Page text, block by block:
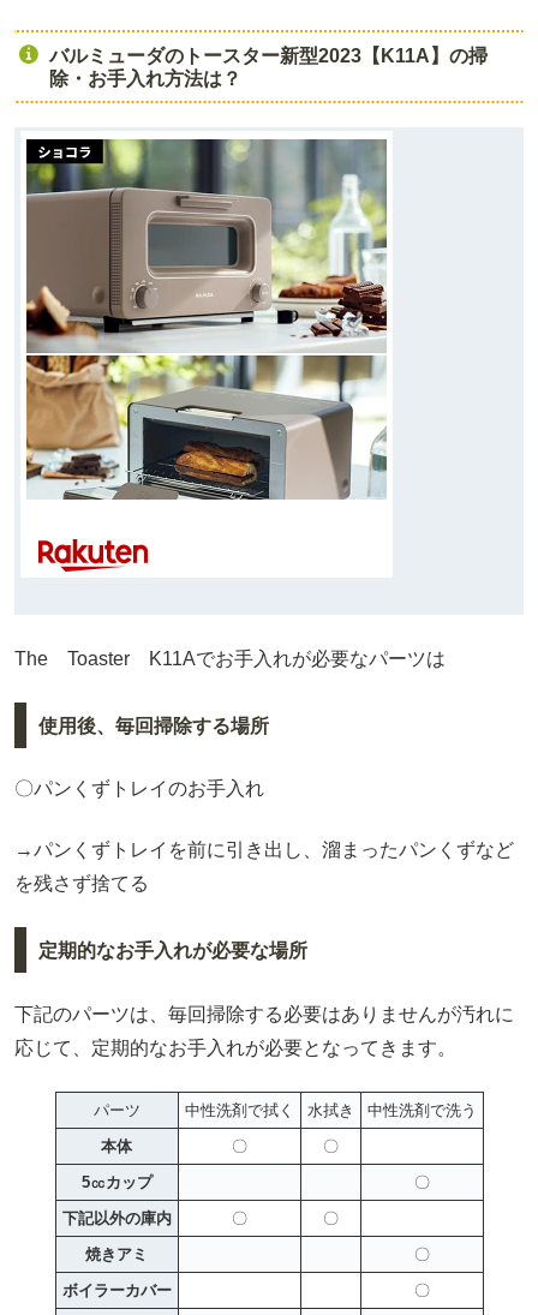
バルミューダのトースター新型2023【K11A】の掃
除・お手入れ方法は？
The Toaster K11Aでお手入れが必要なパーツは
使用後、毎回掃除する場所
〇パンくずトレイのお手入れ
→パンくずトレイを前に引き出し、溜まったパンくずなど
を残さず捨てる
定期的なお手入れが必要な場所
下記のパーツは、毎回掃除する必要はありませんが汚れに
応じて、定期的なお手入れが必要となってきます。
パーツ 中性洗剤で拭く 水拭き
中性洗剤で洗う
本体
〇
〇
5㏄カップ
〇
下記以外の庫内
〇
〇
焼きアミ
〇
ボイラーカバー
〇